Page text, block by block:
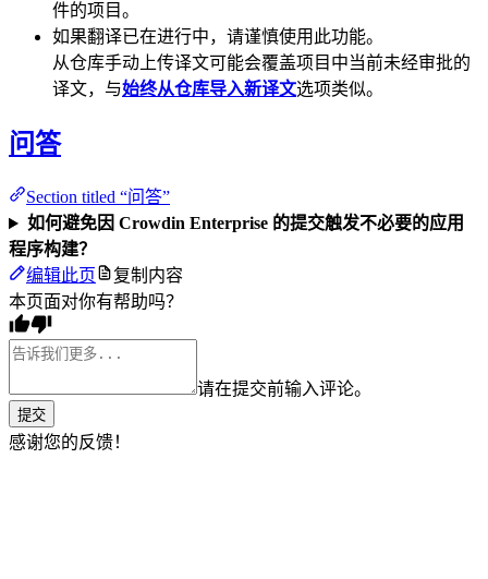
件的项目。
如果翻译已在进行中，请谨慎使用此功能。
从仓库手动上传译文可能会覆盖项目中当前未经审批的
译文，与始终从仓库导入新译文选项类似。
问答
Section titled “问答”
如何避免因 Crowdin Enterprise 的提交触发不必要的应用
程序构建？
编辑此页
复制内容
本页面对你有帮助吗？
请在提交前输入评论。
提交
感谢您的反馈！